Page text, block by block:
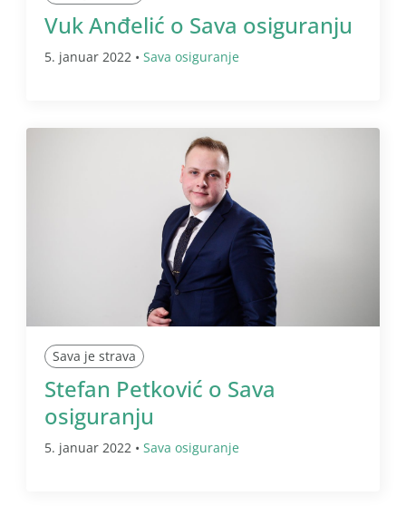
Vuk Anđelić o Sava osiguranju
5. januar 2022 • Sava osiguranje
Sava je strava
Stefan Petković o Sava
osiguranju
5. januar 2022 • Sava osiguranje